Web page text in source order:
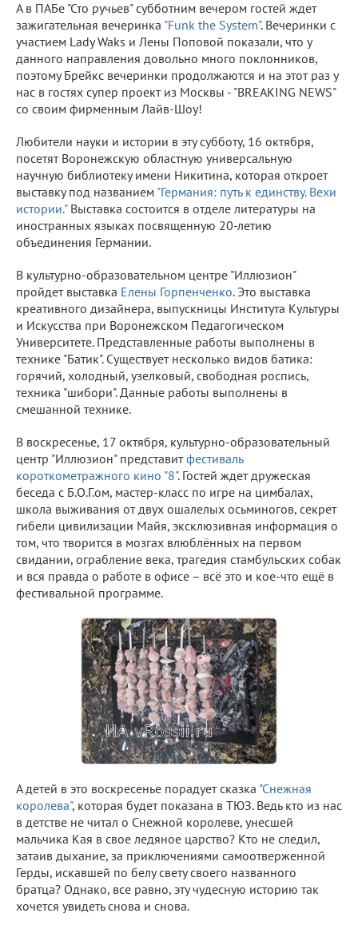
А в ПАБе "Сто ручьев" субботним вечером гостей ждет
зажигательная вечеринка "Funk the System". Вечеринки с
участием Lady Waks и Лены Поповой показали, что у
данного направления довольно много поклонников,
поэтому Брейкс вечеринки продолжаются и на этот раз у
нас в гостях супер проект из Москвы - "BREAKING NEWS"
со своим фирменным Лайв-Шоу!
Любители науки и истории в эту субботу, 16 октября,
посетят Воронежскую областную универсальную
научную библиотеку имени Никитина, которая откроет
выставку под названием "Германия: путь к единству. Вехи
истории."Выставка состоится в отделе литературы на
иностранных языках посвященную 20-летию
объединения Германии.
В культурно-образовательном центре "Иллюзион"
пройдет выставка Елены Горпенченко. Это выставка
креативного дизайнера, выпускницы Института Культуры
и Искусства при Воронежском Педагогическом
Университете. Представленные работы выполнены в
технике "Батик". Существует несколько видов батика:
горячий, холодный, узелковый, свободная роспись,
техника "шибори". Данные работы выполнены в
смешанной технике.
В воскресенье, 17 октября, культурно-образовательный
центр "Иллюзион" представитфестиваль
короткометражного кино "8". Гостей ждет дружеская
беседа с Б.О.Г.ом, мастер-класс по игре на цимбалах,
школа выживания от двух ошалелых осьминогов, секрет
гибели цивилизации Майя, эксклюзивная информация о
том, что творится в мозгах влюблённых на первом
свидании, ограбление века, трагедия стамбульских собак
и вся правда о работе в офисе – всё это и кое-что ещё в
фестивальной программе.
А детей в это воскресенье порадует сказка "Снежная
королева", которая будет показана в ТЮЗ. Ведь кто из нас
в детстве не читал о Снежной королеве, унесшей
мальчика Кая в свое ледяное царство? Кто не следил,
затаив дыхание, за приключениями самоотверженной
Герды, искавшей по белу свету своего названного
братца? Однако, все равно, эту чудесную историю так
хочется увидеть снова и снова.